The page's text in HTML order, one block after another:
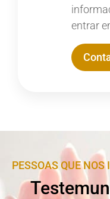
entrar
PESSOAS QUE NOS